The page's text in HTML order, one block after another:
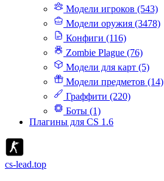
Модели игроков (543)
Модели оружия (3478)
Конфиги (116)
Zombie Plague (76)
Модели для карт (5)
Модели предметов (14)
Граффити (220)
Боты (1)
Плагины для CS 1.6
cs-lead.top